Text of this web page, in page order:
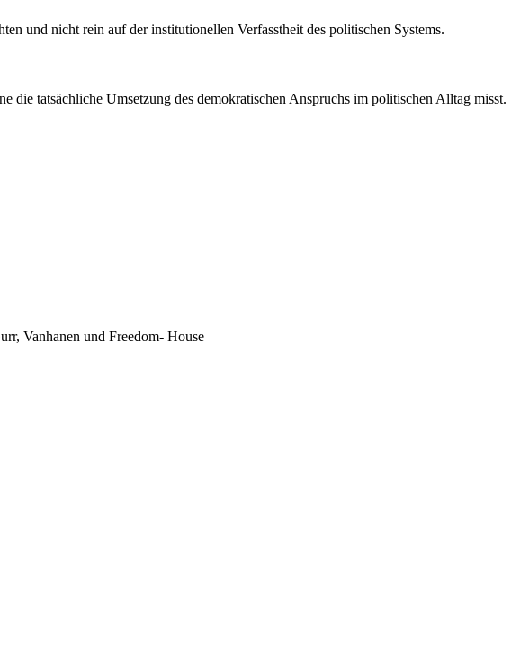
und nicht rein auf der institutionellen Verfasstheit des politischen Systems.
die tatsächliche Umsetzung des demokratischen Anspruchs im politischen Alltag misst.
Vanhanen und Freedom- House